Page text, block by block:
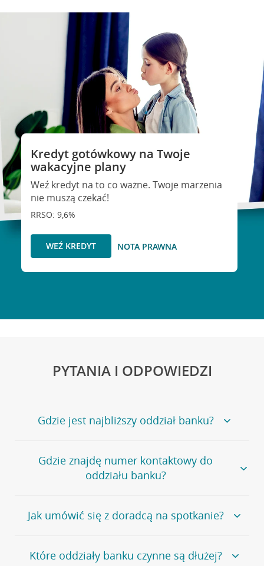
Kredyt gotówkowy na Twoje
wakacyjne plany
Weź kredyt na to co ważne. Twoje marzenia
nie muszą czekać!
RRSO: 9,6%
WEŹ KREDYT NOTA PRAWNA
PYTANIA I ODPOWIEDZI
Gdzie jest najbliższy oddział banku?
Jeśli szukasz oddziału naszego banku, zapraszamy na
stronęPlacówki i bankomaty, na której znajduje się
wygodna wyszukiwarka.
oddziałów
Gdzie znajdę numer kontaktowy do
oddziału banku?
Bank Credit Agricole nie udostępnia ogólnego numeru
telefonu do placówki bankowej.
umówienia się z doradcą w placówce bankowej .
Jak umówić się z doradcą na spotkanie?
Jeśli jesteś już naszym
klientemmożeszsamodzielnieumówić się na spotkanie z
Które oddziały banku czynne są dłużej?